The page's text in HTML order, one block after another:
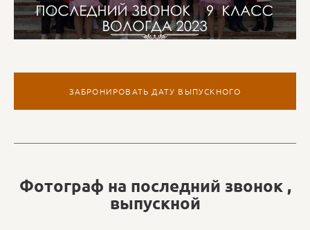
ЗАБРОНИРОВАТЬ ДАТУ ВЫПУСКНОГО
Фотограф на последний звонок ,
выпускной